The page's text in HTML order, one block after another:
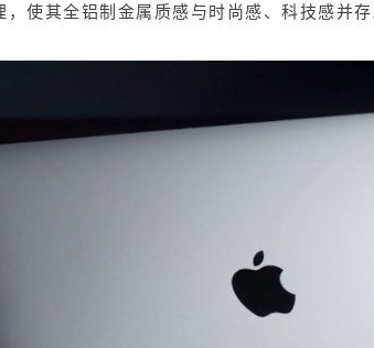
，使其全铝制金属质感与时尚感、科技感并存